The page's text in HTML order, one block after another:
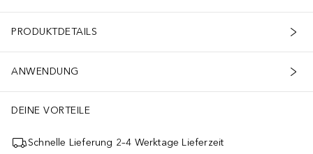
PRODUKTDETAILS
ANWENDUNG
DEINE VORTEILE
Schnelle Lieferung 2–4 Werktage Lieferzeit